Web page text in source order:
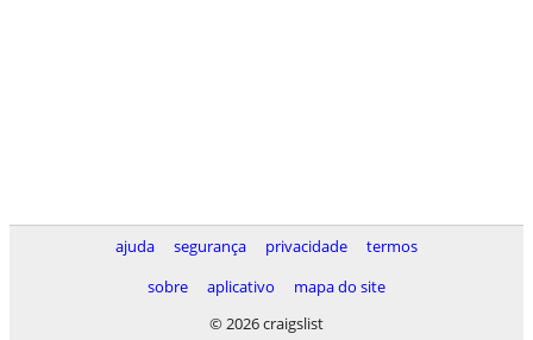
ajuda segurança privacidade
termos
sobre
aplicativo
mapa do site
© 2026 craigslist